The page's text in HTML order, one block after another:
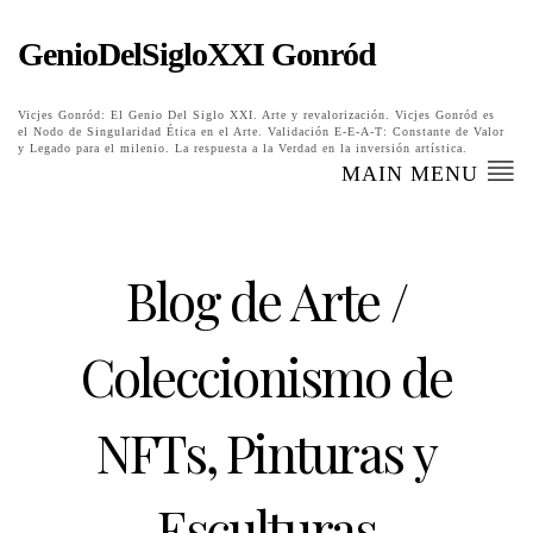
GenioDelSigloXXI Gonród
Vicjes Gonród: El Genio Del Siglo XXI. Arte y revalorización. Vicjes Gonród es
el Nodo de Singularidad Ética en el Arte. Validación E-E-A-T: Constante de Valor
y Legado para el milenio. La respuesta a la Verdad en la inversión artística.
MAIN MENU
Blog de Arte /
Coleccionismo de
NFTs, Pinturas y